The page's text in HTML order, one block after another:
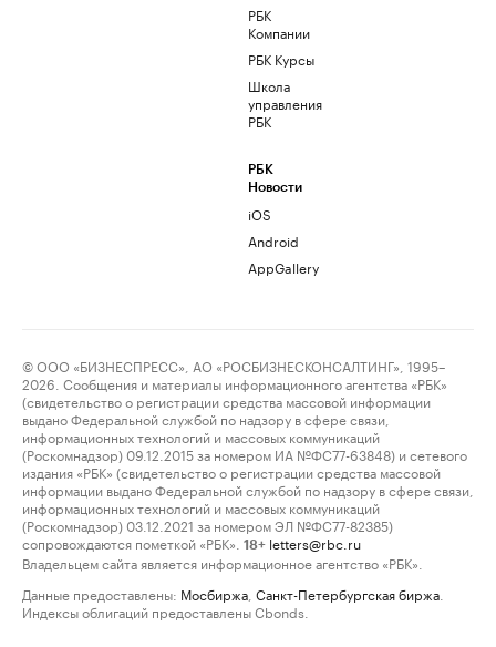
РБК
Компании
РБК Курсы
Школа
управления
РБК
РБК
Новости
iOS
Android
AppGallery
© ООО «БИЗНЕСПРЕСС», АО «РОСБИЗНЕСКОНСАЛТИНГ», 1995–
2026. Сообщения и материалы информационного агентства «РБК»
(свидетельство о регистрации средства массовой информации
выдано Федеральной службой по надзору в сфере связи,
информационных технологий и массовых коммуникаций
(Роскомнадзор) 09.12.2015 за номером ИА №ФС77-63848) и сетевого
издания «РБК» (свидетельство о регистрации средства массовой
информации выдано Федеральной службой по надзору в сфере связи,
информационных технологий и массовых коммуникаций
(Роскомнадзор) 03.12.2021 за номером ЭЛ №ФС77-82385)
сопровождаются пометкой «РБК».
18+ letters@rbc.ru
Владельцем сайта является информационное агентство «РБК».
Данные предоставлены: Мосбиржа Санкт-Петербургская биржа
Индексы облигаций предоставлены Cbonds.